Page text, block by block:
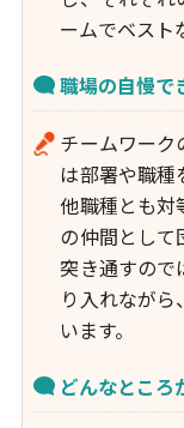
ームでベスト
職場の自慢で
チームワーク
は部署や職種
他職種とも対
の仲間として
突き通すので
り入れなが
います。
どんなところ